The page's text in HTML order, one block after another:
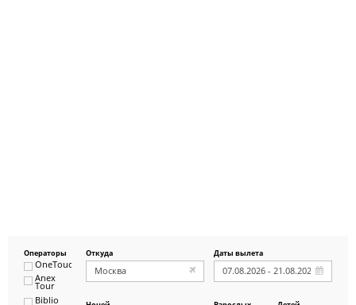
Операторы
OneTouch&Travel
Anex
Tour
Biblio
Откуда Даты вылета